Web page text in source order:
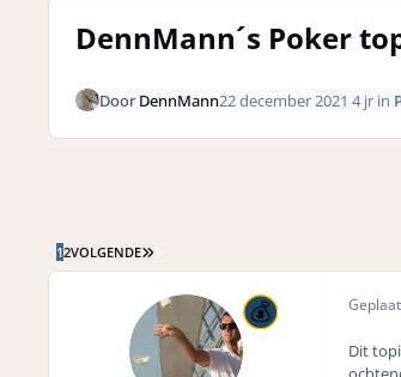
DennMann´s Poker
DoorDennMann22 december 2021 4 jrin
12VOLGENDE LAATSTE PAGINA
Dit